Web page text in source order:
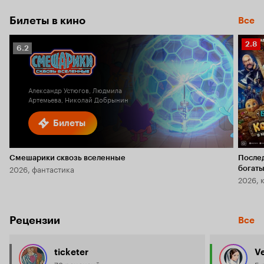
Билеты в кино Все
Билеты
Рейтинг
Кинопоиска
6.2
Александр Устюгов, Людмила
Артемьева, Николай Добрынин
Смешарики сквозь вселенные
2026, фантастика
2.8
2.8
2026,
Рецензии Все
ticketer